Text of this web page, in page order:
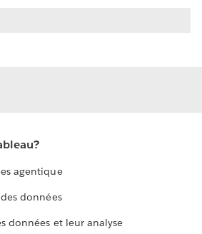
agentique
données
données et leur analyse